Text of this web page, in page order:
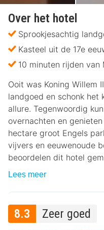
Over het hotel
Sprookjesachtig
Kasteel uit de 17e
10 minuten rijden van
Ooit was Koning Willem
landgoed en schonk het
allure. Tegenwoordig
overnachten en
hectare groot Engels
vijvers en eeuwenoude
beoordelen dit hotel
Lees meer
8.3 Zeer goed